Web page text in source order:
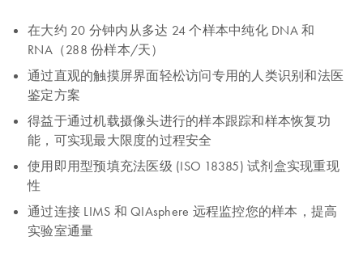
在大约 20 分钟内从多达 24 个样本中纯化 DNA 和
RNA（288 份样本/天）
通过直观的触摸屏界面轻松访问专用的人类识别和法医
鉴定方案
得益于通过机载摄像头进行的样本跟踪和样本恢复功
能，可实现最大限度的过程安全
使用即用型预填充法医级 (ISO 18385) 试剂盒实现重现
性
通过连接 LIMS 和 QIAsphere 远程监控您的样本，提高
实验室通量